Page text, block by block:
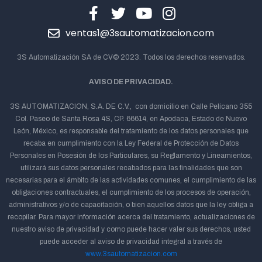
ventas1@3sautomatizacion.com
3S Automatización SA de CV© 2023. Todos los derechos reservados.
AVISO DE PRIVACIDAD.
3S AUTOMATIZACION, S.A. DE C.V., con domicilio en Calle Pelícano 355
Col. Paseo de Santa Rosa 4S, CP. 66614, en Apodaca, Estado de Nuevo
León, México, es responsable del tratamiento de los datos personales que
recaba en cumplimiento con la Ley Federal de Protección de Datos
Personales en Posesión de los Particulares, su Reglamento y Lineamientos,
utilizará sus datos personales recabados para las finalidades que son
necesarias para el ámbito de las actividades comunes, el cumplimiento de las
obligaciones contractuales, el cumplimiento de los procesos de operación,
administrativos y/o de capacitación, o bien aquellos datos que la ley obliga a
recopilar. Para mayor información acerca del tratamiento, actualizaciones de
nuestro aviso de privacidad y como puede hacer valer sus derechos, usted
puede acceder al aviso de privacidad integral a través de
www.3sautomatizacion.com